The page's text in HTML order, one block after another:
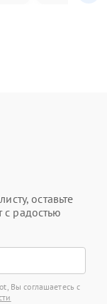
оставьте
радостью
Вы соглашаетесь с